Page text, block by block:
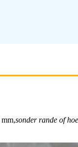
sonder rande of